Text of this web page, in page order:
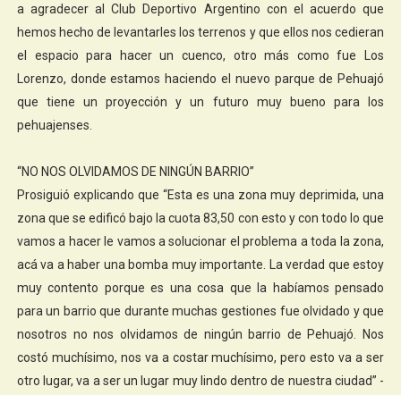
a agradecer al Club Deportivo Argentino con el acuerdo que
hemos hecho de levantarles los terrenos y que ellos nos cedieran
el espacio para hacer un cuenco, otro más como fue Los
Lorenzo, donde estamos haciendo el nuevo parque de Pehuajó
que tiene un proyección y un futuro muy bueno para los
pehuajenses.
“NO NOS OLVIDAMOS DE NINGÚN BARRIO”
Prosiguió explicando que “Esta es una zona muy deprimida, una
zona que se edificó bajo la cuota 83,50 con esto y con todo lo que
vamos a hacer le vamos a solucionar el problema a toda la zona,
acá va a haber una bomba muy importante. La verdad que estoy
muy contento porque es una cosa que la habíamos pensado
para un barrio que durante muchas gestiones fue olvidado y que
nosotros no nos olvidamos de ningún barrio de Pehuajó. Nos
costó muchísimo, nos va a costar muchísimo, pero esto va a ser
otro lugar, va a ser un lugar muy lindo dentro de nuestra ciudad” -